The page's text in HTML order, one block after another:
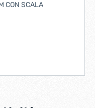
CON SCALA